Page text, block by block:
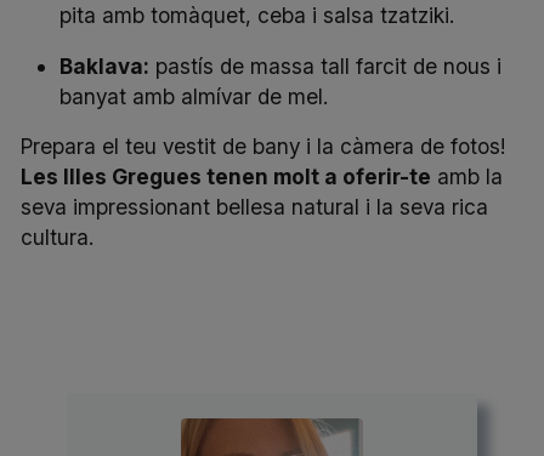
pita amb tomàquet, ceba i salsa tzatziki.
Baklava: pastís de massa tall farcit de nous i
banyat amb almívar de mel.
Prepara el teu vestit de bany i la càmera de fotos!
Les Illes Gregues tenen molt a oferir-te amb la
seva impressionant bellesa natural i la seva rica
cultura.